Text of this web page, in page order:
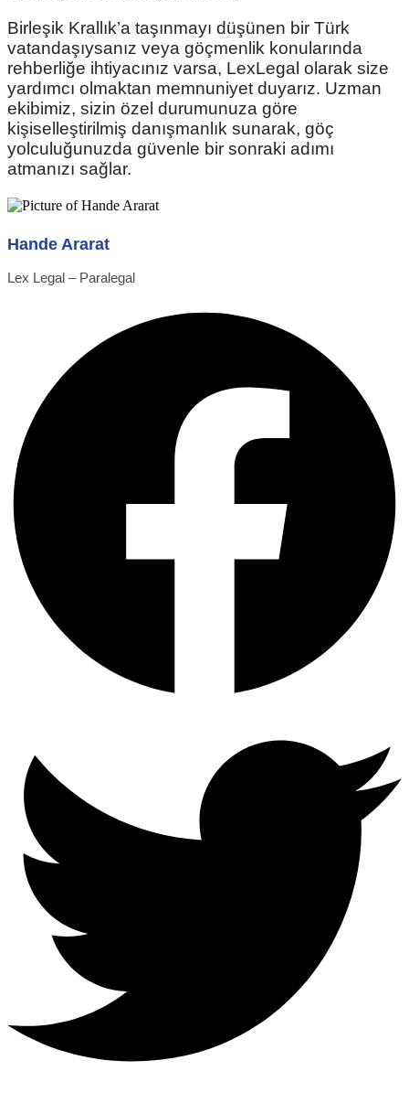
Birleşik Krallık’a taşınmayı düşünen bir Türk
vatandaşıysanız veya göçmenlik konularında
rehberliğe ihtiyacınız varsa, LexLegal olarak size
yardımcı olmaktan memnuniyet duyarız. Uzman
ekibimiz, sizin özel durumunuza göre
kişiselleştirilmiş danışmanlık sunarak, göç
yolculuğunuzda güvenle bir sonraki adımı
atmanızı sağlar.
Hande Ararat
Lex Legal – Paralegal